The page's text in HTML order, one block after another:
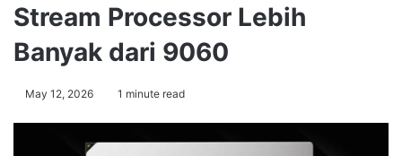
Stream Processor Lebih
Banyak dari 9060
May 12, 2026 1 minute read